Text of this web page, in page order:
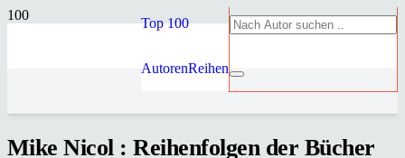
Top 100
AutorenReihen
Mike Nicol : Reihenfolgen der Bücher